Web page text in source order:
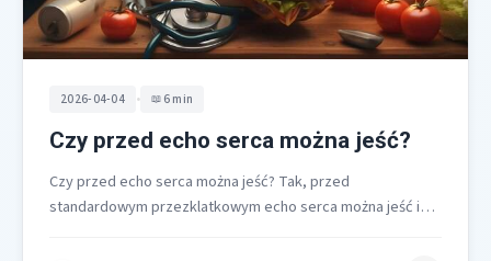
2026-04-04 • 6 min
Czy przed echo serca można jeść?
Czy przed echo serca można jeść? Tak, przed
standardowym przezklatkowym echo serca można jeść i